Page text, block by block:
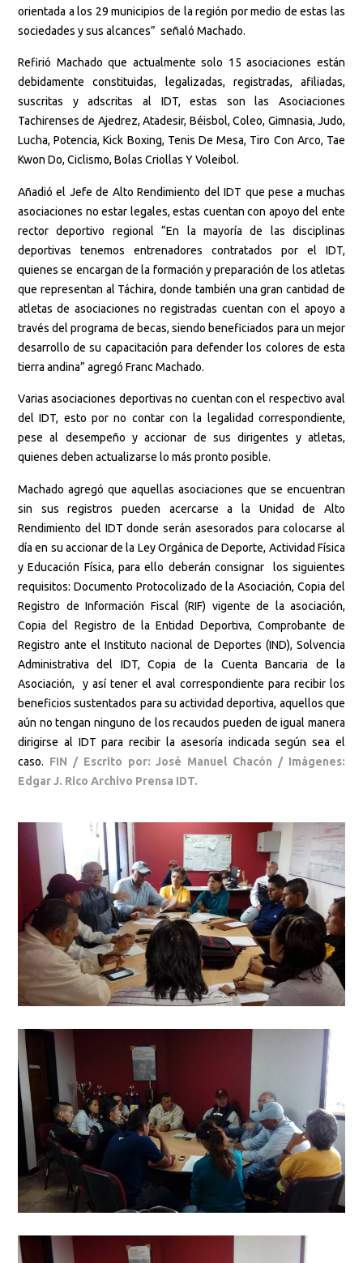
orientada a los 29 municipios de la región por medio de estas las
sociedades y sus alcances” señaló Machado.
Refirió Machado que actualmente solo 15 asociaciones están
debidamente constituidas, legalizadas, registradas, afiliadas,
suscritas y adscritas al IDT, estas son las Asociaciones
Tachirenses de Ajedrez, Atadesir, Béisbol, Coleo, Gimnasia, Judo,
Lucha, Potencia, Kick Boxing, Tenis De Mesa, Tiro Con Arco, Tae
Kwon Do, Ciclismo, Bolas Criollas Y Voleibol.
Añadió el Jefe de Alto Rendimiento del IDT que pese a muchas
asociaciones no estar legales, estas cuentan con apoyo del ente
rector deportivo regional “En la mayoría de las disciplinas
deportivas tenemos entrenadores contratados por el IDT,
quienes se encargan de la formación y preparación de los atletas
que representan al Táchira, donde también una gran cantidad de
atletas de asociaciones no registradas cuentan con el apoyo a
través del programa de becas, siendo beneficiados para un mejor
desarrollo de su capacitación para defender los colores de esta
tierra andina” agregó Franc Machado.
Varias asociaciones deportivas no cuentan con el respectivo aval
del IDT, esto por no contar con la legalidad correspondiente,
pese al desempeño y accionar de sus dirigentes y atletas,
quienes deben actualizarse lo más pronto posible.
Machado agregó que aquellas asociaciones que se encuentran
sin sus registros pueden acercarse a la Unidad de Alto
Rendimiento del IDT donde serán asesorados para colocarse al
día en su accionar de la Ley Orgánica de Deporte, Actividad Física
y Educación Física, para ello deberán consignar los siguientes
requisitos: Documento Protocolizado de la Asociación, Copia del
Registro de Información Fiscal (RIF) vigente de la asociación,
Copia del Registro de la Entidad Deportiva, Comprobante de
Registro ante el Instituto nacional de Deportes (IND), Solvencia
Administrativa del IDT, Copia de la Cuenta Bancaria de la
Asociación, y así tener el aval correspondiente para recibir los
beneficios sustentados para su actividad deportiva, aquellos que
aún no tengan ninguno de los recaudos pueden de igual manera
dirigirse al IDT para recibir la asesoría indicada según sea el
caso. FIN / Escrito por: José Manuel Chacón / Imágenes:
Edgar J. Rico Archivo Prensa IDT.